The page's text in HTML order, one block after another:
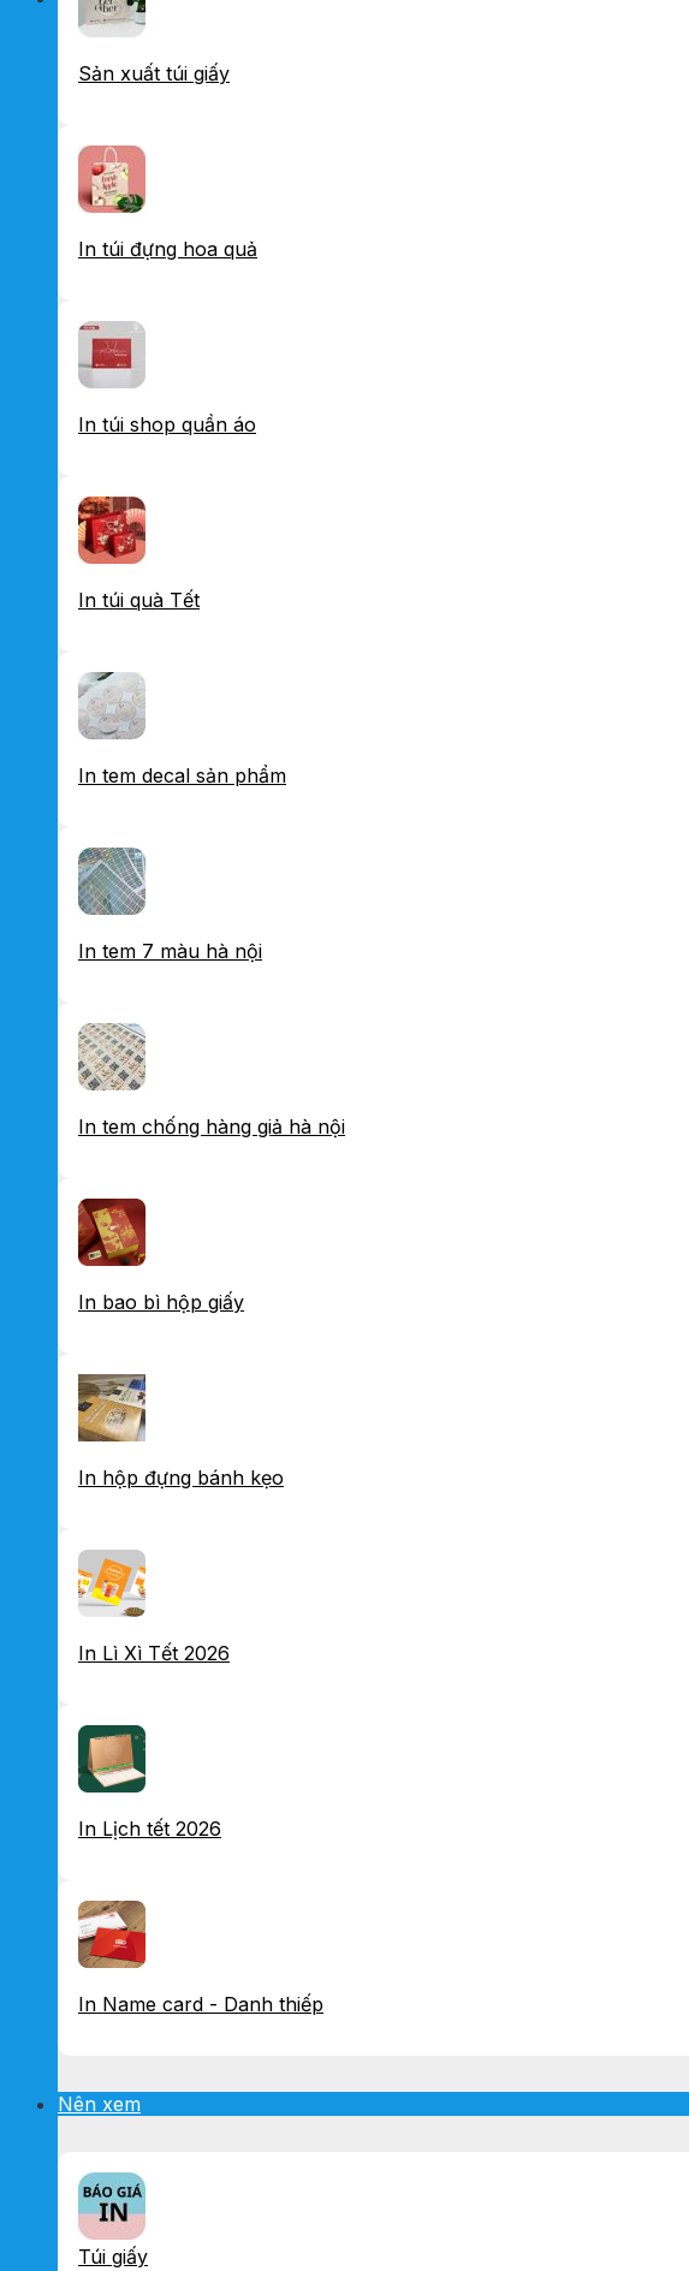
Sản xuất túi giấy
In túi đựng hoa quả
In túi shop quần áo
In túi quà Tết
In tem decal sản phẩm
In tem 7 màu hà nội
In tem chống hàng giả hà nội
In bao bì hộp giấy
In hộp đựng bánh kẹo
In Lì Xì Tết 2026
In Lịch tết 2026
In Name card - Danh thiếp
Nên xem
Túi giấy